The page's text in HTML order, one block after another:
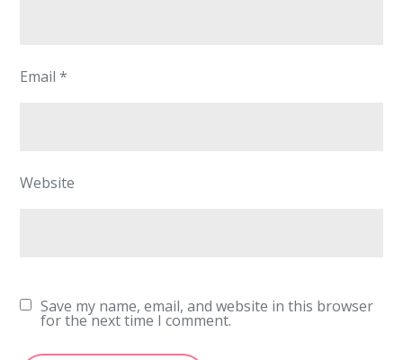
Email*
Website
Save my name, email, and website in this browser
for the next time I comment.